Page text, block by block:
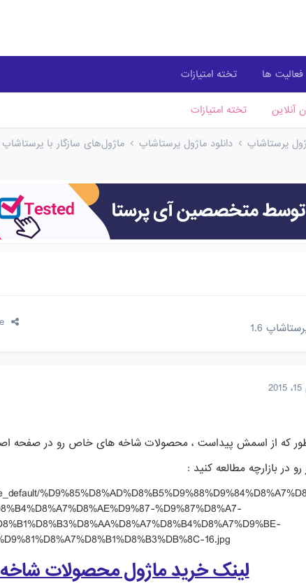
آنلاین تخته امتیازات
فعالیت ها تخته امتیازات
پرستاشاپ دانلود ماژول پرستاشاپ ماژول‌های سازگار با پرستاشاپ 1.6
1.6
که از اسمش پیداست ، محصولات شاخه های خاص رو در صفحه
در بازارچه مطالعه کنید :
%D9%87%D8%A7-
16.jpg
لینک خرید ماژول محصولات